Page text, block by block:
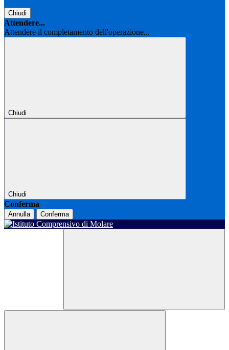
Chiudi
Attendere...
Attendere il completamento dell'operazione...
Chiudi
Chiudi
Conferma
Annulla Conferma